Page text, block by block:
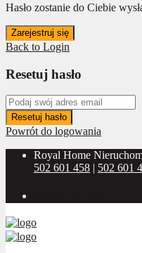
Hasło zostanie do Ciebie
Zarejestruj się
Back to Login
Resetuj hasło
Resetuj hasło
Powrót do logowania
Royal Home
502 601 458 | 502 601